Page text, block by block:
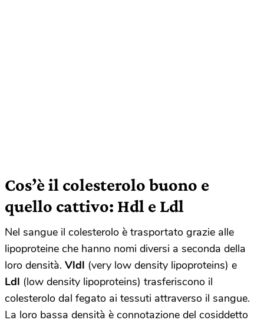
Cos’è il colesterolo buono e
quello cattivo: Hdl e Ldl
Nel sangue il colesterolo è trasportato grazie alle
lipoproteine che hanno nomi diversi a seconda della
loro densità. Vldl (very low density lipoproteins) e
Ldl (low density lipoproteins) trasferiscono il
colesterolo dal fegato ai tessuti attraverso il sangue.
La loro bassa densità è connotazione del cosiddetto